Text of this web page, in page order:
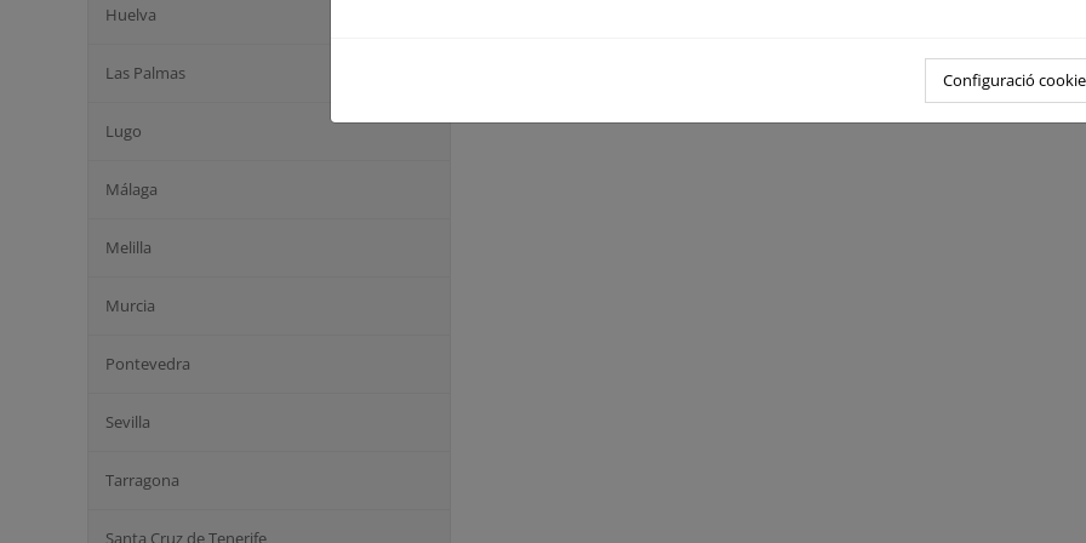
Huelva
Las Palmas
Lugo
Málaga
Melilla
Murcia
Pontevedra
Sevilla
Tarragona
Santa Cruz de Tenerife
Configuració